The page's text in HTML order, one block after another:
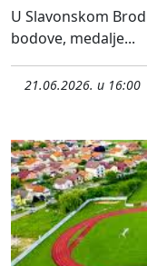
U Slavonskom
bodove, medalje...
21.06.2026. u 16:00